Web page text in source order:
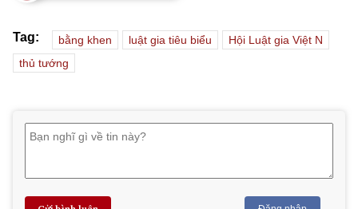
Tag: bằng khen luật gia tiêu biểu
Hội Luật gia Việt N
thủ tướng